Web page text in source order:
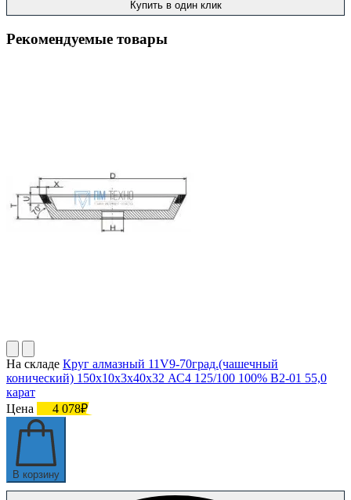
Купить в один клик
Рекомендуемые товары
На складе Круг алмазный 11V9-70град.(чашечный
конический) 150х10х3х40х32 АС4 125/100 100% В2-01 55,0
карат
Цена
4 078₽
В корзину